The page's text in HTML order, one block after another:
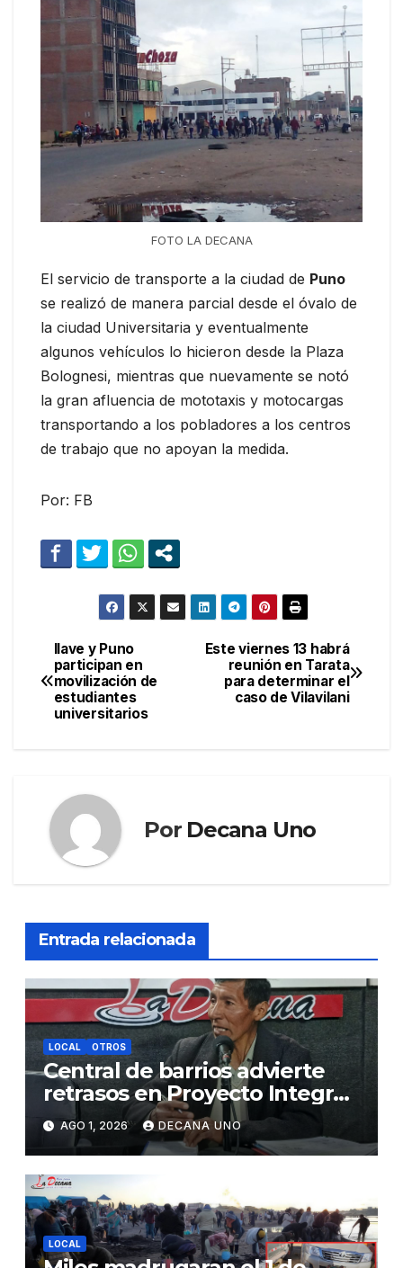
FOTO LA DECANA
El servicio de transporte a la ciudad de Puno
se realizó de manera parcial desde el óvalo de
la ciudad Universitaria y eventualmente
algunos vehículos lo hicieron desde la Plaza
Bolognesi, mientras que nuevamente se notó
la gran afluencia de mototaxis y motocargas
transportando a los pobladores a los centros
de trabajo que no apoyan la medida.
Por: FB
Navegación
de
Este viernes 13 habrá
reunión en Tarata
para determinar el
caso de Vilavilani
Ilave y Puno
participan en
movilización de
estudiantes
universitarios
Por Decana Uno
Entrada relacionada
LOCAL OTROS
Central de barrios advierte
retrasos en Proyecto Integral
de Agua y Alcantarillado para
Juliaca
AGO 1, 2026 DECANA UNO
LOCAL